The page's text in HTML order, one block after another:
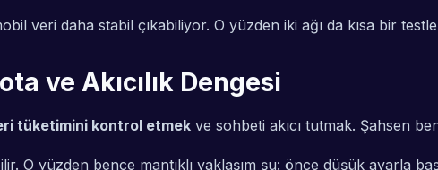
veri daha stabil çıkabiliyor. O yüzden iki ağı da kısa bir
ve Akıcılık Dengesi
tüketimini kontrol etmek ve sohbeti akıcı tutmak. Şahsen
O yüzden bence mantıklı yaklaşım şu: önce düşük ayarla